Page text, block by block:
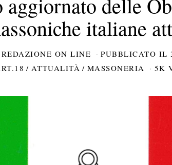
aggiornato delle
italiane
REDAZIONE ON LINE PUBBLICATO IL
/ ATTUALITÀ / MASSONERIA 5K